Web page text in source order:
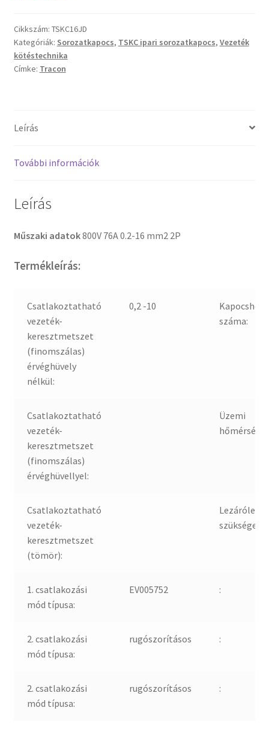
Cikkszám: TSKC16JD
Kategóriák: Sorozatkapocs, TSKC ipari sorozatkapocs, Vezeték
kötéstechnika
Címke: Tracon
Leírás
További információk
Leírás
Műszaki adatok800V 76A 0.2-16 mm2 2P
Termékleírás:
Csatlakoztatható
vezeték-
keresztmetszet
(finomszálas)
érvéghüvely
nélkül:
0,2 -10
száma:
Csatlakoztatható
vezeték-
keresztmetszet
(finomszálas)
érvéghüvellyel:
Üzemi
Csatlakoztatható
vezeték-
keresztmetszet
(tömör):
szükséges:
1. csatlakozási
mód típusa:
EV005752 :
2. csatlakozási
mód típusa:
rugószorításos :
2. csatlakozási
mód típusa:
rugószorításos :